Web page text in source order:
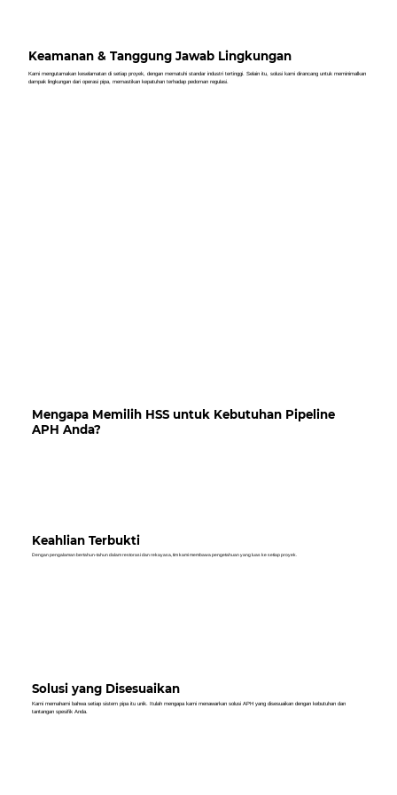
Keamanan & Tanggung Jawab Lingkungan
Kami mengutamakan keselamatan di setiap proyek, dengan mematuhi standar industri tertinggi. Selain itu, solusi kami dirancang untuk meminimalkan
dampak lingkungan dari operasi pipa, memastikan kepatuhan terhadap pedoman regulasi.
Mengapa Memilih HSS untuk Kebutuhan Pipeline
APH Anda?
Keahlian Terbukti
Dengan pengalaman bertahun-tahun dalam restorasi dan rekayasa, tim kami membawa pengetahuan yang luas ke setiap proyek.
Solusi yang Disesuaikan
Kami memahami bahwa setiap sistem pipa itu unik. Itulah mengapa kami menawarkan solusi APH yang disesuaikan dengan kebutuhan dan
tantangan spesifik Anda.